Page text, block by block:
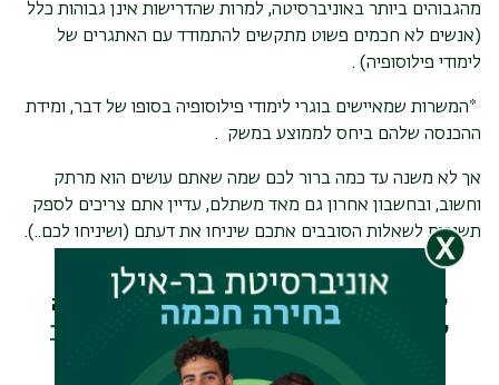
מהגבוהים ביותר באוניברסיטה, למרות שהדרישות אינן גבוהות כלל
(אנשים לא חכמים פשוט מתקשים להתמודד עם האתגרים של
לימודי פילוסופיה) .
*המשרות שמאיישים בוגרי לימודי פילוסופיה בסופו של דבר, ומידת
ההכנסה שלהם ביחס לממוצע במשק .
אך לא משנה עד כמה ברור לכם שמה שאתם עושים הוא מרתק
וחשוב, ובחשבון אחרון גם מאד משתלם, עדיין אתם צריכים לספק
תשובות לשאלות הסובבים אתכם שיניחו את דעתם (ושיניחו לכם..).
לקבלת מידע על אודות לימודי פילוסופיה או
להרשמה ללימודי תואר בפילוסופיה במחלקה
לפילוסופיה בבר-אילן צרו קשר דרך
עמוד צור